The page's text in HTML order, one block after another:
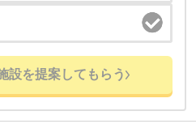
設を提案してもらう